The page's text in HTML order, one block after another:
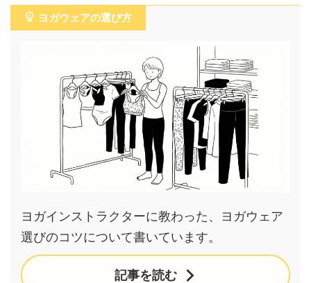
ヨガウェアの選び方
ヨガインストラクターに教わった、ヨガウェア
選びのコツについて書いています。
記事を読む